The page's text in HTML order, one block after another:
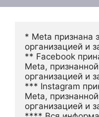
* Meta признана
организацией и
** Facebook
Meta,
организацией и
*** Instagram
Meta,
организацией и